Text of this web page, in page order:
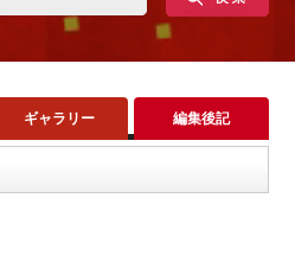
ギャラリー 編集後記